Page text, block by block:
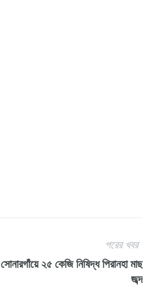
পরের খবর
সোনারগাঁয়ে ২৫ কেজি নিষিদ্ধ পিরানহা মাছ
জব্দ